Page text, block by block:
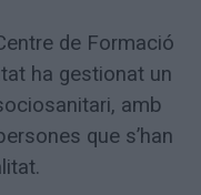
de Formació
ha gestionat un
amb
que s’han